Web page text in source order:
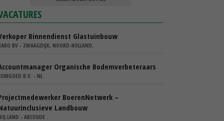
Binnendienst Glastuinbouw
BV - ZWAAGDIJK, NOORD-HOLLAND,
Organische Bodemverbeteraars
B.V. - NL
BoerenNetwerk –
Landbouw
- ABCOUDE